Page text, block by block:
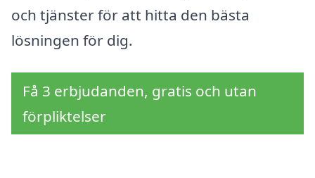
och tjänster för att hitta den bästa
lösningen för dig.
Få 3 erbjudanden, gratis och utan
förpliktelser